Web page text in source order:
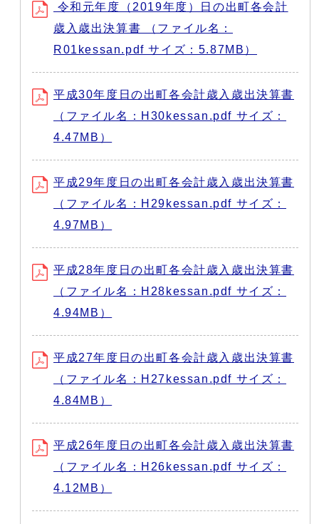
令和元年度（2019年度）日の出町各会計
歳入歳出決算書 （ファイル名：
R01kessan.pdf サイズ：5.87MB）
平成30年度日の出町各会計歳入歳出決算書
（ファイル名：H30kessan.pdf サイズ：
4.47MB）
平成29年度日の出町各会計歳入歳出決算書
（ファイル名：H29kessan.pdf サイズ：
4.97MB）
平成28年度日の出町各会計歳入歳出決算書
（ファイル名：H28kessan.pdf サイズ：
4.94MB）
平成27年度日の出町各会計歳入歳出決算書
（ファイル名：H27kessan.pdf サイズ：
4.84MB）
平成26年度日の出町各会計歳入歳出決算書
（ファイル名：H26kessan.pdf サイズ：
4.12MB）